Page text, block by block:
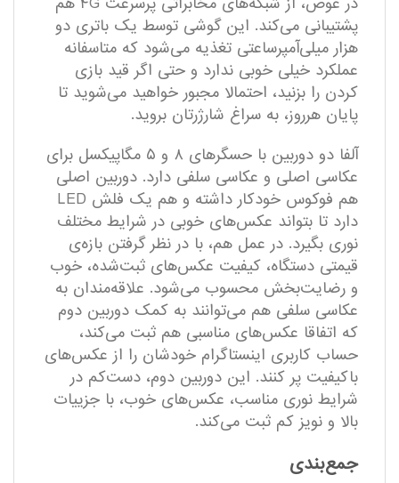
پشتیبانی می‌کند. این گوشی توسط یک باتری دو
هزار میلی‌آمپرساعتی تغذیه می‌شود که متاسفانه
عملکرد خیلی خوبی ندارد و حتی اگر قید بازی
کردن را بزنید، احتمالا مجبور خواهید می‌شوید تا
پایان هرروز، به سراغ شارژرتان بروید.
آلفا دو دوربین با حسگرهای ۸ و ۵ مگاپیکسل برای
عکاسی اصلی و عکاسی سلفی دارد. دوربین اصلی
هم فوکوس خودکار داشته و هم یک فلش LED
دارد تا بتواند عکس‌های خوبی در شرایط مختلف
نوری بگیرد. در عمل هم، با در نظر گرفتن بازه‌ی
قیمتی دستگاه، کیفیت عکس‌های ثبت‌شده، خوب
و رضایت‌بخش محسوب می‌شود. علاقه‌مندان به
عکاسی سلفی هم می‌توانند به کمک دوربین دوم
که اتفاقا عکس‌های مناسبی هم ثبت می‌کند،
حساب کاربری اینستاگرام خودشان را از عکس‌های
باکیفیت پر کنند. این دوربین دوم، دست‌کم در
شرایط نوری مناسب، عکس‌های خوب، با جزییات
بالا و نویز کم ثبت می‌کند.
جمع‌بندی